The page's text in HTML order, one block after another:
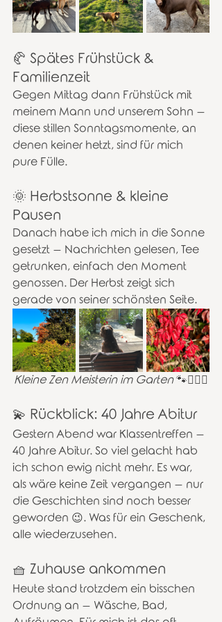
🥐 Spätes Frühstück &
Familienzeit
Gegen Mittag dann Frühstück mit
meinem Mann und unserem Sohn –
diese stillen Sonntagsmomente, an
denen keiner hetzt, sind für mich
pure Fülle.
🌞 Herbstsonne & kleine
Pausen
Danach habe ich mich in die Sonne
gesetzt – Nachrichten gelesen, Tee
getrunken, einfach den Moment
genossen. Der Herbst zeigt sich
gerade von seiner schönsten Seite.
Kleine Zen Meisterin im Garten 🐾🧘🏽‍♂️
💫 Rückblick: 40 Jahre Abitur
Gestern Abend war Klassentreffen –
40 Jahre Abitur. So viel gelacht hab
ich schon ewig nicht mehr. Es war,
als wäre keine Zeit vergangen – nur
die Geschichten sind noch besser
geworden 😉. Was für ein Geschenk,
alle wiederzusehen.
🧺 Zuhause ankommen
Heute stand trotzdem ein bisschen
Ordnung an – Wäsche, Bad,